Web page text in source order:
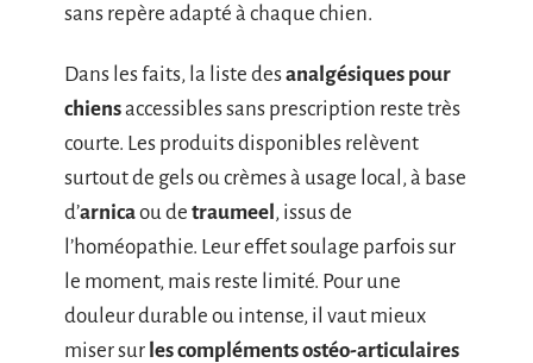
sans repère adapté à chaque chien.
Dans les faits, la liste desanalgésiques pour
chiensaccessibles sans prescription reste très
courte. Les produits disponibles relèvent
surtout de gels ou crèmes à usage local, à base
d’arnicaou de traumeel, issus de
l’homéopathie. Leur effet soulage parfois sur
le moment, mais reste limité. Pour une
douleur durable ou intense, il vaut mieux
miser sur les compléments ostéo-articulaires